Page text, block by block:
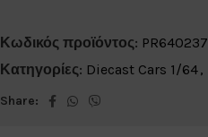
Κωδικός προϊόντος: PR640237
Κατηγορίες: Diecast Cars 1/64,
Share: